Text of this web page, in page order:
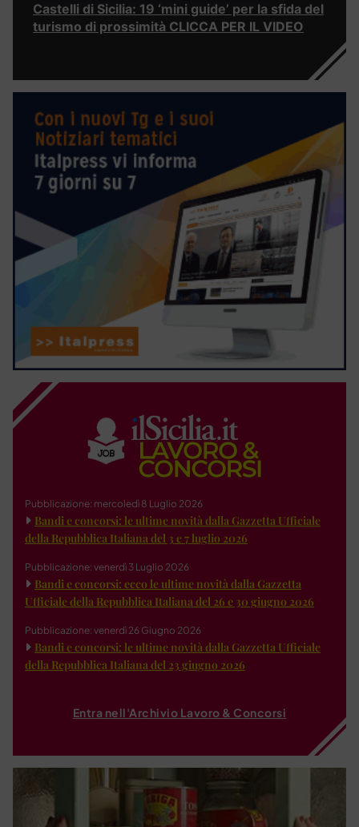
Castelli di Sicilia: 19 ‘mini guide’ per la sfida del
turismo di prossimità CLICCA PER IL VIDEO
Pubblicazione: mercoledì 8 Luglio 2026
Bandi e concorsi: le ultime novità dalla Gazzetta Ufficiale
della Repubblica Italiana del 3 e 7 luglio 2026
Pubblicazione: venerdì 3 Luglio 2026
Bandi e concorsi: ecco le ultime novità dalla Gazzetta
Ufficiale della Repubblica Italiana del 26 e 30 giugno 2026
Pubblicazione: venerdì 26 Giugno 2026
Bandi e concorsi: le ultime novità dalla Gazzetta Ufficiale
della Repubblica Italiana del 23 giugno 2026
Entra nell'Archivio Lavoro & Concorsi